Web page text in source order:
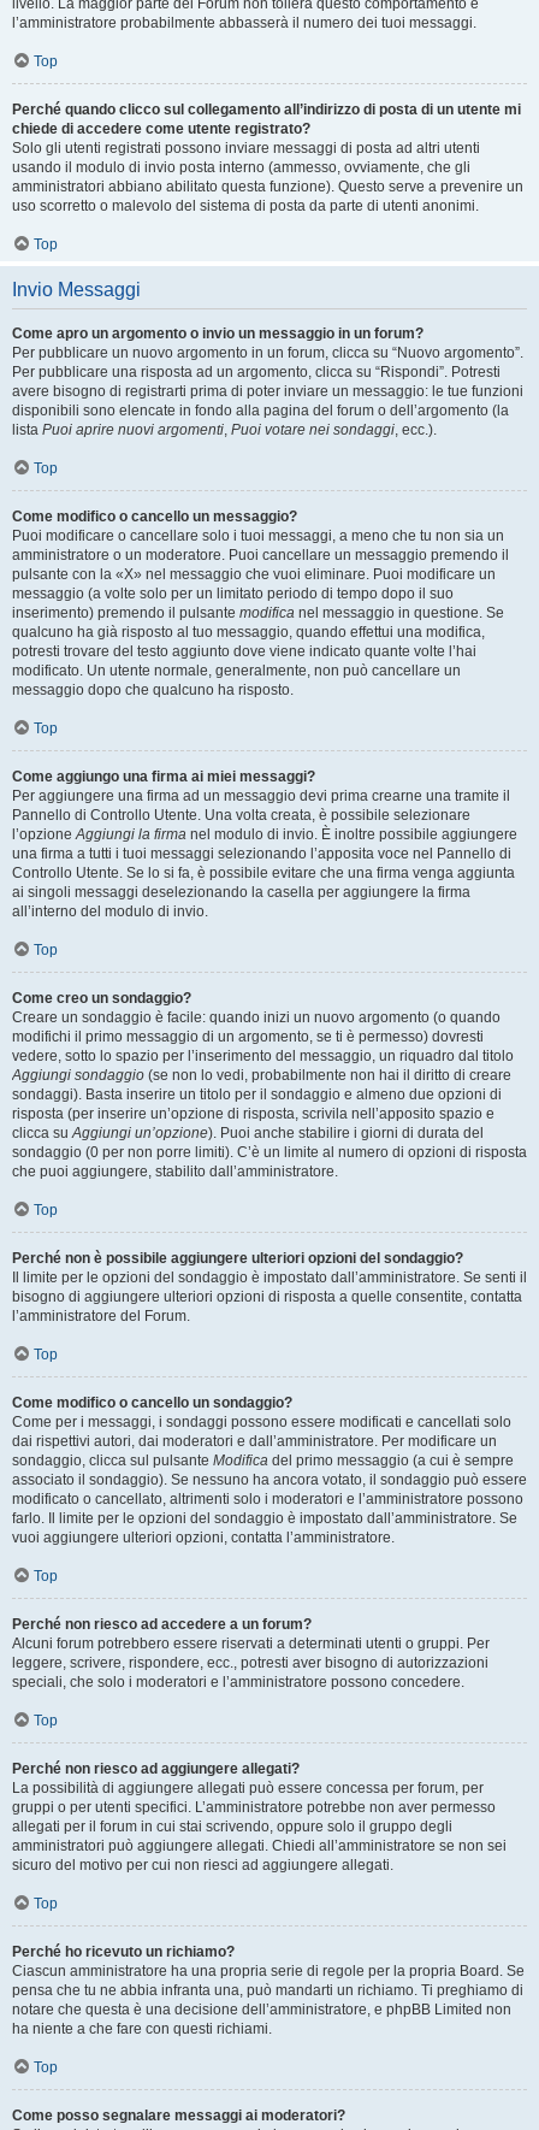
livello. La maggior parte dei Forum non tollera questo comportamento e
l’amministratore probabilmente abbasserà il numero dei tuoi messaggi.
Top
Perché quando clicco sul collegamento all’indirizzo di posta di un utente mi
chiede di accedere come utente registrato?
Solo gli utenti registrati possono inviare messaggi di posta ad altri utenti
usando il modulo di invio posta interno (ammesso, ovviamente, che gli
amministratori abbiano abilitato questa funzione). Questo serve a prevenire un
uso scorretto o malevolo del sistema di posta da parte di utenti anonimi.
Top
Invio Messaggi
Come apro un argomento o invio un messaggio in un forum?
Per pubblicare un nuovo argomento in un forum, clicca su “Nuovo argomento”.
Per pubblicare una risposta ad un argomento, clicca su “Rispondi”. Potresti
avere bisogno di registrarti prima di poter inviare un messaggio: le tue funzioni
disponibili sono elencate in fondo alla pagina del forum o dell’argomento (la
lista Puoi aprire nuovi argomenti, Puoi votare nei sondaggi, ecc.).
Top
Come modifico o cancello un messaggio?
Puoi modificare o cancellare solo i tuoi messaggi, a meno che tu non sia un
amministratore o un moderatore. Puoi cancellare un messaggio premendo il
pulsante con la «X» nel messaggio che vuoi eliminare. Puoi modificare un
messaggio (a volte solo per un limitato periodo di tempo dopo il suo
inserimento) premendo il pulsante modifica nel messaggio in questione. Se
qualcuno ha già risposto al tuo messaggio, quando effettui una modifica,
potresti trovare del testo aggiunto dove viene indicato quante volte l’hai
modificato. Un utente normale, generalmente, non può cancellare un
messaggio dopo che qualcuno ha risposto.
Top
Come aggiungo una firma ai miei messaggi?
Per aggiungere una firma ad un messaggio devi prima crearne una tramite il
Pannello di Controllo Utente. Una volta creata, è possibile selezionare
l’opzioneAggiungi la firma nel modulo di invio. È inoltre possibile aggiungere
una firma a tutti i tuoi messaggi selezionando l’apposita voce nel Pannello di
Controllo Utente. Se lo si fa, è possibile evitare che una firma venga aggiunta
ai singoli messaggi deselezionando la casella per aggiungere la firma
all’interno del modulo di invio.
Top
Come creo un sondaggio?
Creare un sondaggio è facile: quando inizi un nuovo argomento (o quando
modifichi il primo messaggio di un argomento, se ti è permesso) dovresti
vedere, sotto lo spazio per l’inserimento del messaggio, un riquadro dal titolo
Aggiungi sondaggio (se non lo vedi, probabilmente non hai il diritto di creare
sondaggi). Basta inserire un titolo per il sondaggio e almeno due opzioni di
risposta (per inserire un’opzione di risposta, scrivila nell’apposito spazio e
clicca suAggiungi un’opzione). Puoi anche stabilire i giorni di durata del
sondaggio (0 per non porre limiti). C’è un limite al numero di opzioni di risposta
che puoi aggiungere, stabilito dall’amministratore.
Top
Perché non è possibile aggiungere ulteriori opzioni del sondaggio?
Il limite per le opzioni del sondaggio è impostato dall’amministratore. Se senti il
bisogno di aggiungere ulteriori opzioni di risposta a quelle consentite, contatta
l’amministratore del Forum.
Top
Come modifico o cancello un sondaggio?
Come per i messaggi, i sondaggi possono essere modificati e cancellati solo
dai rispettivi autori, dai moderatori e dall’amministratore. Per modificare un
sondaggio, clicca sul pulsante Modifica del primo messaggio (a cui è sempre
associato il sondaggio). Se nessuno ha ancora votato, il sondaggio può essere
modificato o cancellato, altrimenti solo i moderatori e l’amministratore possono
farlo. Il limite per le opzioni del sondaggio è impostato dall’amministratore. Se
vuoi aggiungere ulteriori opzioni, contatta l’amministratore.
Top
Perché non riesco ad accedere a un forum?
Alcuni forum potrebbero essere riservati a determinati utenti o gruppi. Per
leggere, scrivere, rispondere, ecc., potresti aver bisogno di autorizzazioni
speciali, che solo i moderatori e l’amministratore possono concedere.
Top
Perché non riesco ad aggiungere allegati?
La possibilità di aggiungere allegati può essere concessa per forum, per
gruppi o per utenti specifici. L’amministratore potrebbe non aver permesso
allegati per il forum in cui stai scrivendo, oppure solo il gruppo degli
amministratori può aggiungere allegati. Chiedi all’amministratore se non sei
sicuro del motivo per cui non riesci ad aggiungere allegati.
Top
Perché ho ricevuto un richiamo?
Ciascun amministratore ha una propria serie di regole per la propria Board. Se
pensa che tu ne abbia infranta una, può mandarti un richiamo. Ti preghiamo di
notare che questa è una decisione dell’amministratore, e phpBB Limited non
ha niente a che fare con questi richiami.
Top
Come posso segnalare messaggi ai moderatori?